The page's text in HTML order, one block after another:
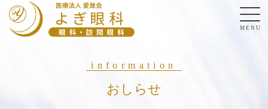
MENU
information
おしらせ